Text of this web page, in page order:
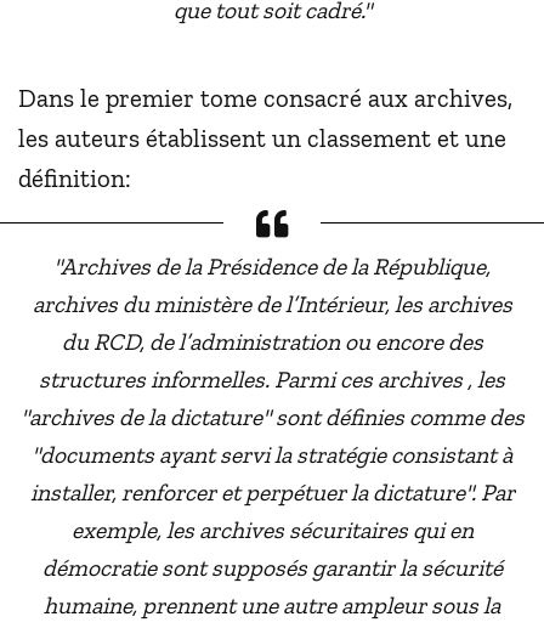
que tout soit cadré."
Dans le premier tome consacré aux archives,
les auteurs établissent un classement et une
définition:
"Archives de la Présidence de la République,
archives du ministère de l’Intérieur, les archives
du RCD, de l’administration ou encore des
structures informelles. Parmi ces archives , les
"archives de la dictature" sont définies comme des
"documents ayant servi la stratégie consistant à
installer, renforcer et perpétuer la dictature". Par
exemple, les archives sécuritaires qui en
démocratie sont supposés garantir la sécurité
humaine, prennent une autre ampleur sous la